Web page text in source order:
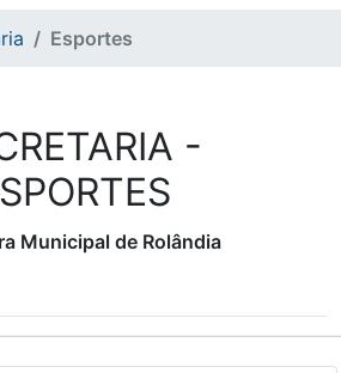
Esportes
-
Municipal de Rolândia